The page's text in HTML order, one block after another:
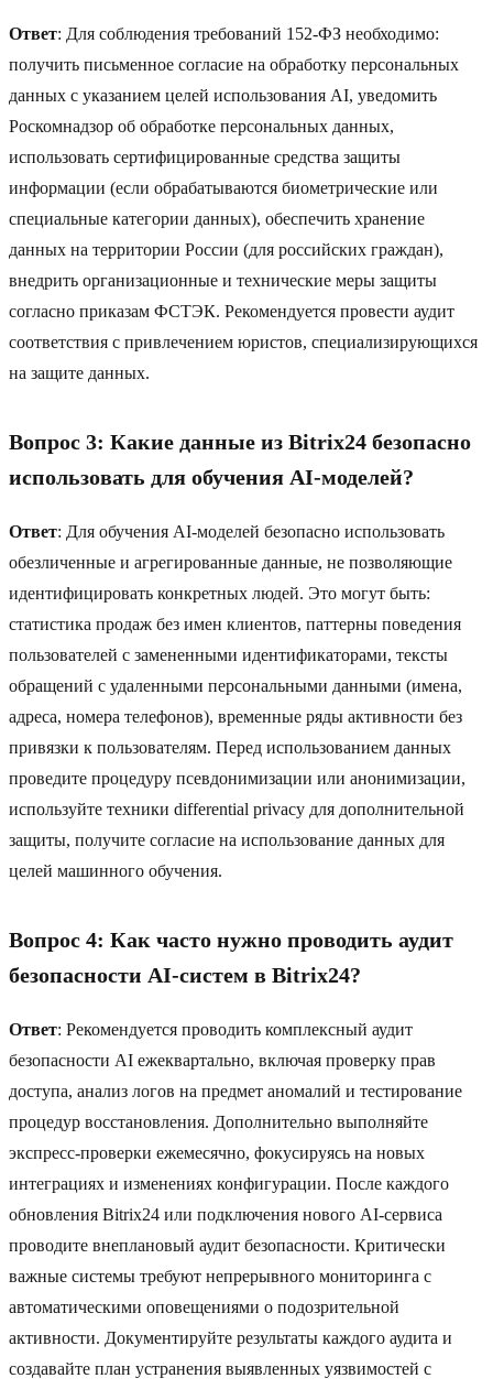
Ответ: Для соблюдения требований 152-ФЗ необходимо:
получить письменное согласие на обработку персональных
данных с указанием целей использования AI, уведомить
Роскомнадзор об обработке персональных данных,
использовать сертифицированные средства защиты
информации (если обрабатываются биометрические или
специальные категории данных), обеспечить хранение
данных на территории России (для российских граждан),
внедрить организационные и технические меры защиты
согласно приказам ФСТЭК. Рекомендуется провести аудит
соответствия с привлечением юристов, специализирующихся
на защите данных.
Вопрос 3: Какие данные из Bitrix24 безопасно
использовать для обучения AI-моделей?
Ответ: Для обучения AI-моделей безопасно использовать
обезличенные и агрегированные данные, не позволяющие
идентифицировать конкретных людей. Это могут быть:
статистика продаж без имен клиентов, паттерны поведения
пользователей с замененными идентификаторами, тексты
обращений с удаленными персональными данными (имена,
адреса, номера телефонов), временные ряды активности без
привязки к пользователям. Перед использованием данных
проведите процедуру псевдонимизации или анонимизации,
используйте техники differential privacy для дополнительной
защиты, получите согласие на использование данных для
целей машинного обучения.
Вопрос 4: Как часто нужно проводить аудит
безопасности AI-систем в Bitrix24?
Ответ: Рекомендуется проводить комплексный аудит
безопасности AI ежеквартально, включая проверку прав
доступа, анализ логов на предмет аномалий и тестирование
процедур восстановления. Дополнительно выполняйте
экспресс-проверки ежемесячно, фокусируясь на новых
интеграциях и изменениях конфигурации. После каждого
обновления Bitrix24 или подключения нового AI-сервиса
проводите внеплановый аудит безопасности. Критически
важные системы требуют непрерывного мониторинга с
автоматическими оповещениями о подозрительной
активности. Документируйте результаты каждого аудита и
создавайте план устранения выявленных уязвимостей с